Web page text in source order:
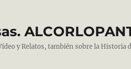
y Relatos, también sobre la Historia